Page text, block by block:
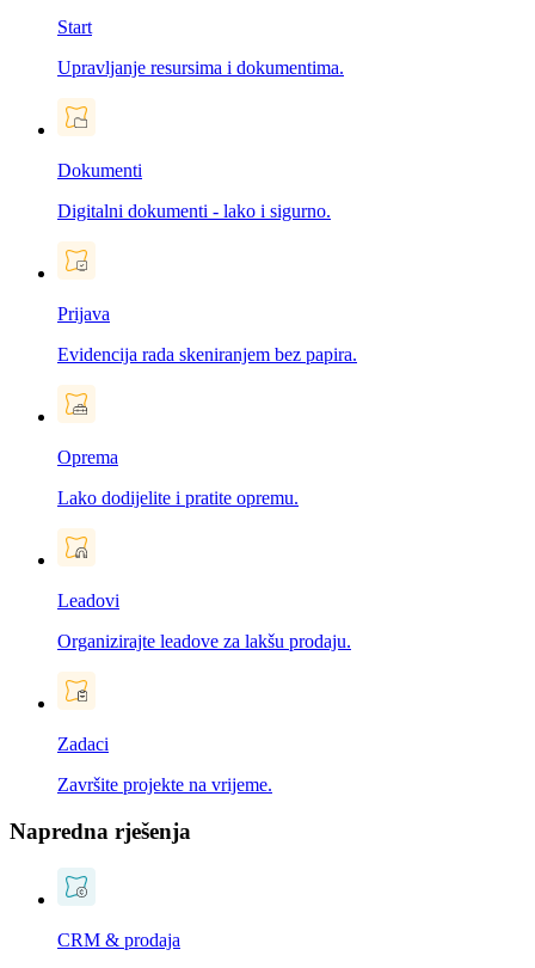
Start
Upravljanje resursima i dokumentima.
Dokumenti
Digitalni dokumenti - lako i sigurno.
Prijava
Evidencija rada skeniranjem bez papira.
Oprema
Lako dodijelite i pratite opremu.
Leadovi
Organizirajte leadove za lakšu prodaju.
Zadaci
Završite projekte na vrijeme.
Napredna rješenja
CRM & prodaja